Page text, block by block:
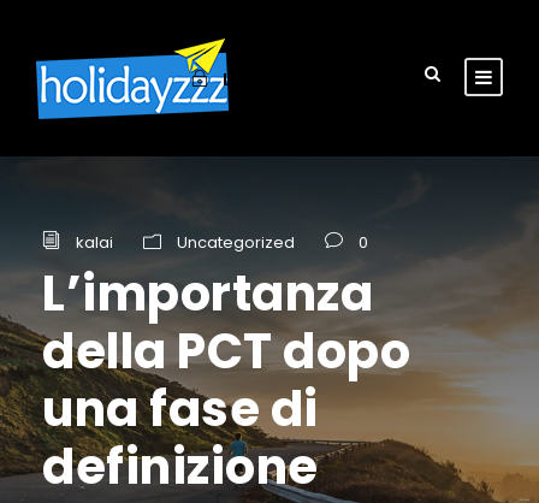
Login
kalai Uncategorized 0
L’importanza
della PCT dopo
una fase di
definizione